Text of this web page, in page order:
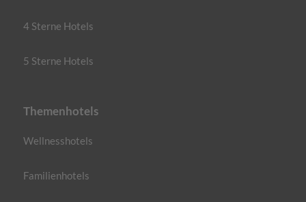
4 Sterne Hotels
5 Sterne Hotels
Themenhotels
Wellnesshotels
Familienhotels